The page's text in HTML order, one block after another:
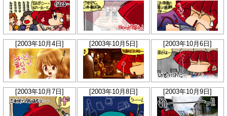
[2003年10月4日] [2003年10月5日] [2003年10月6日]
[2003年10月7日] [2003年10月8日] [2003年10月9日]